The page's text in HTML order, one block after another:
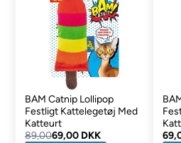
BAM Catnip Lollipop
Festligt Kattelegetøj Med
Katteurt
89,0069,00 DKK